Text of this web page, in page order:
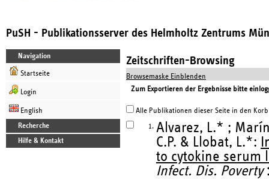
PuSH - Publikationsserver des Helmholtz Zentrums
Navigation
Startseite
Login
English
Recherche
Hilfe & Kontakt
Zeitschriften-Browsing
Browsemaske Einblenden
Zum Exportieren der Ergebnisse bitte
Alle Publikationen dieser Seite in den
1. Alvarez, L.* ;
C.P. & Llobat, L.*:
to cytokine serum
Infect. Dis. Poverty